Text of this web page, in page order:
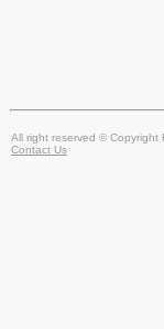
All right reserved © Copyright
Contact Us